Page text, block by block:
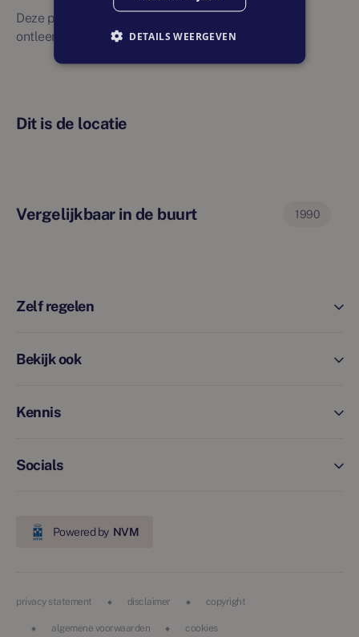
Deze planning is indicatief. Er kunnen geen rechten
ontleend worden aan bovenstaande planning
Dit is de locatie
Vergelijkbaar in de buurt 1990
Zelf regelen
Bekijk ook
Kennis
Socials
Powered by NVM
privacy statement disclaimer copyright
algemene voorwaarden cookies
DETAILS WEERGEVEN